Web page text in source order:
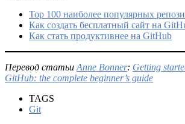
Top 100 наиболее популярных
Как создать бесплатный сайт на
Как стать продуктивнее на GitHub
Перевод статьи Anne Bonner: Getting
GitHub: the complete beginner’s guide
TAGS
Git